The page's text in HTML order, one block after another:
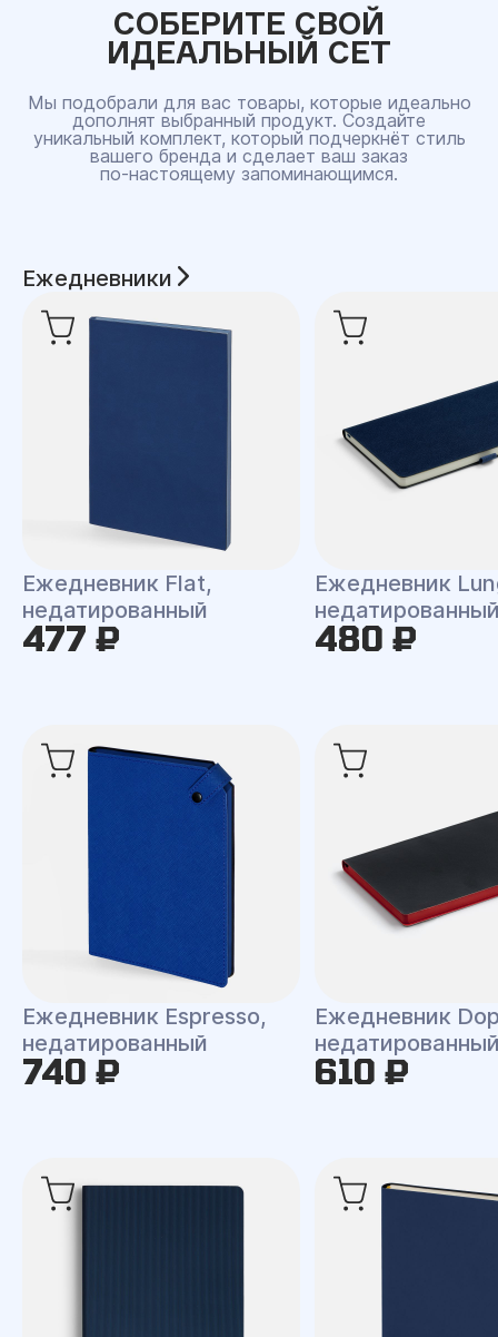
СОБЕРИТЕ СВОЙ
ИДЕАЛЬНЫЙ СЕТ
Мы подобрали для вас товары, которые идеально
дополнят выбранный продукт. Создайте
уникальный комплект, который подчеркнёт стиль
вашего бренда и сделает ваш заказ
по‑настоящему запоминающимся.
Ежедневники
Ежедневник Flat,
недатированный
477 ₽
Ежедневник
480 ₽
Ежедневник Espresso,
недатированный
740 ₽
Ежедневник
610 ₽